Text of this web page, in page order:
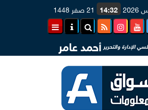
14:32 21 صفر 1448
الإدارة والتحرير أحمد عامر